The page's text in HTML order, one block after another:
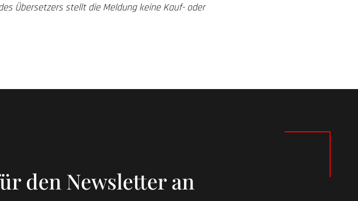
Übersetzers stellt die Meldung keine Kauf- oder
den Newsletter an